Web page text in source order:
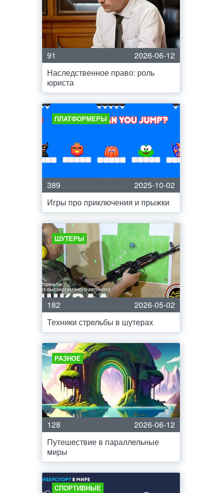
91
2026-06-12
Наследственное право: роль
юриста
ПЛАТФОРМЕРЫ
389
2025-10-02
Игры про приключения и прыжки
ШУТЕРЫ
182
2026-05-02
Техники стрельбы в шутерах
РАЗНОЕ
128
2026-06-12
Путешествие в параллельные
миры
СПОРТИВНЫЕ